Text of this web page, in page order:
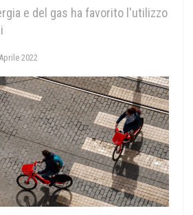
e del gas ha favorito l'utilizzo
2022